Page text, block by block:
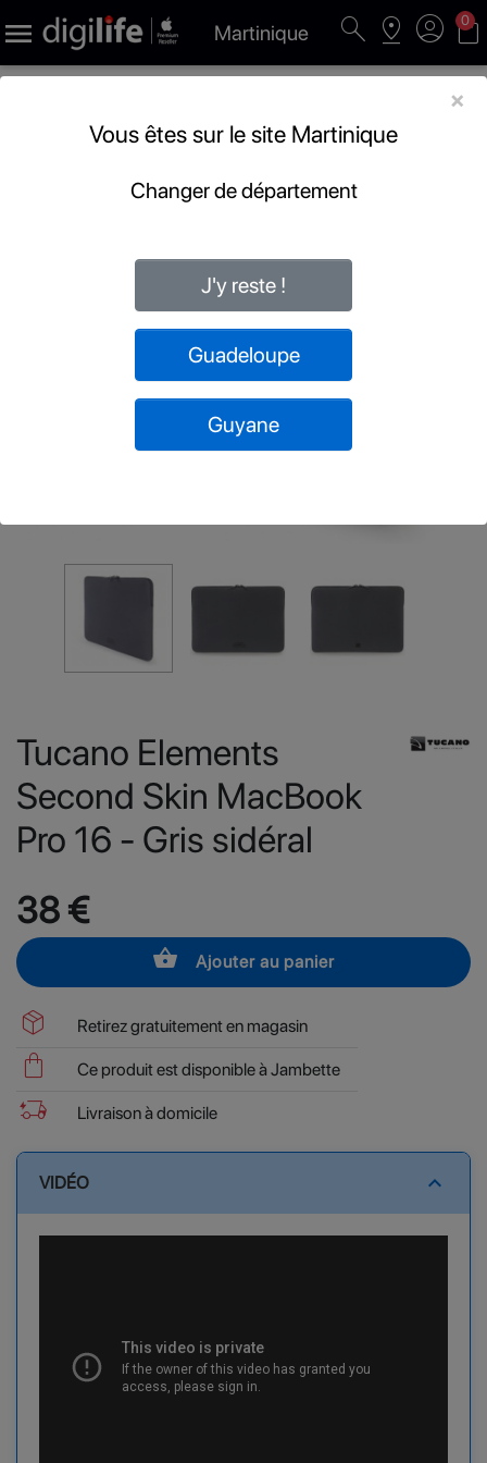
 Martinique search pin_drop account_circle shopping_bag
0
Tucano Elements
Second Skin MacBook
Pro 16 - Gris sidéral
38 €
shopping_basket Ajouter au panier
package_2 Retirez gratuitement en magasin
shopping_bag Ce produit est disponible à Jambette
delivery_truck_bolt Livraison à domicile
VIDÉO expand_less
×
Vous êtes sur le site Martinique
Changer de département
J'y reste !
Guadeloupe
Guyane